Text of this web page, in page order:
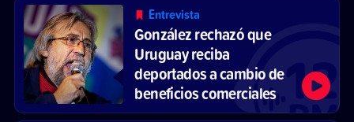
Entrevista
González rechazó que
Uruguay reciba
deportados a cambio de
beneficios comerciales